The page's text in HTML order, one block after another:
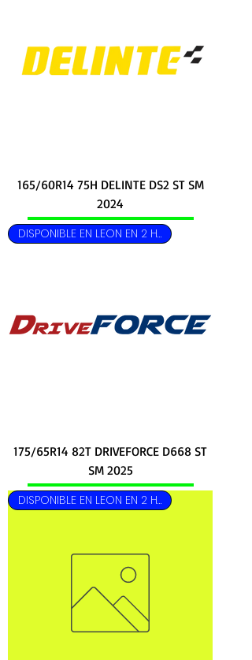
165/60R14 75H DELINTE DS2 ST SM
2024
DISPONIBLE EN LEON EN 2 HRS
175/65R14 82T DRIVEFORCE D668 ST
SM 2025
DISPONIBLE EN LEON EN 2 HRS